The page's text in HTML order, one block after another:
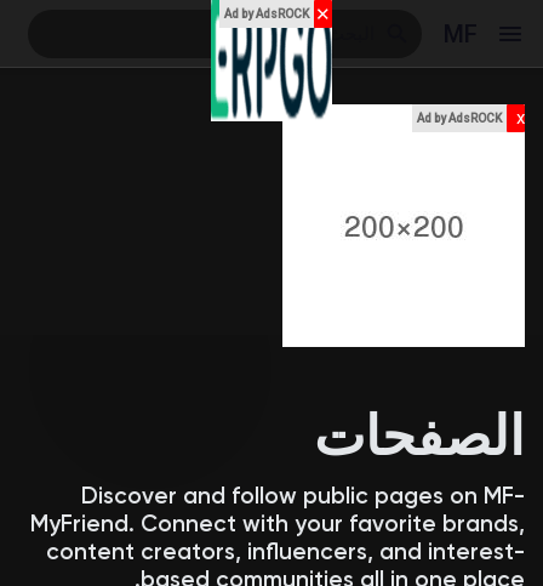
مناسبة
المدونات
Ad by AdsROCK x
الصفحات
Discover and follow public pages on MF-
MyFriend. Connect with your favorite brands,
content creators, influencers, and interest-
based communities all in one place.
Ad by AdsROCK ✕